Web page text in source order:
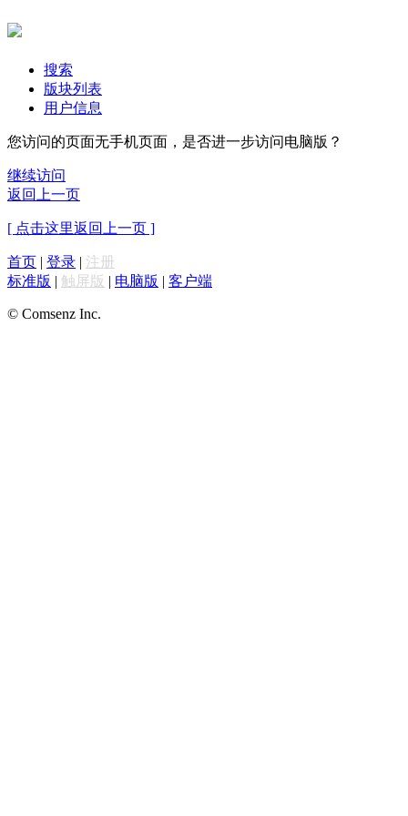
搜索
版块列表
用户信息
您访问的页面无手机页面，是否进一步访问电脑版？
继续访问
返回上一页
[ 点击这里返回上一页 ]
首页 | 登录 | 注册
标准版 | 触屏版 | 电脑版 | 客户端
© Comsenz Inc.